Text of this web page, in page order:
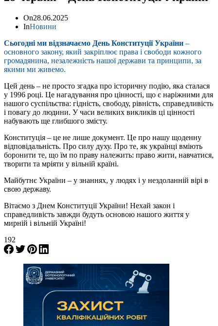
On28.06.2025
InНовини
Сьогодні ми відзначаємо День Конституції України –
основного закону, який закріплює права і свободи кожного
громадянина, незалежність нашої держави та принципи, за
якими ми живемо.
Цей день – не просто згадка про історичну подію, яка сталася
у 1996 році. Це нагадування про цінності, що є наріжними для
нашого суспільства: гідність, свободу, рівність, справедливість
і повагу до людини. У часи великих викликів ці цінності
набувають ще глибшого змісту.
Конституція – це не лише документ. Це про нашу щоденну
відповідальність. Про силу духу. Про те, як українці вміють
боронити те, що їм по праву належить: право жити, навчатися,
творити та мріяти у вільній країні.
Майбутнє України – у знаннях, у людях і у нездоланній вірі в
свою державу.
Вітаємо з Днем Конституції України! Нехай закон і
справедливість завжди будуть основою нашого життя у
мирній і вільній Україні!
192